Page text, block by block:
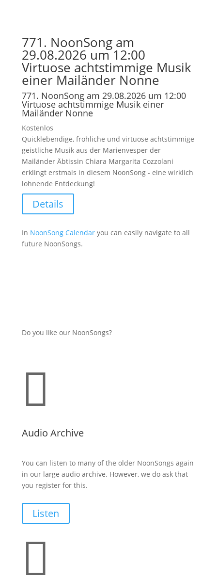
771. NoonSong am
29.08.2026 um 12:00
Virtuose achtstimmige Musik
einer Mailänder Nonne
771. NoonSong am 29.08.2026 um 12:00
Virtuose achtstimmige Musik einer
Mailänder Nonne
Kostenlos
Quicklebendige, fröhliche und virtuose achtstimmige
geistliche Musik aus der Marienvesper der
Mailänder Äbtissin Chiara Margarita Cozzolani
erklingt erstmals in diesem NoonSong - eine wirklich
lohnende Entdeckung!
Details
In NoonSong Calendaryou can easily navigate to all
future NoonSongs.
Do you like our NoonSongs?

Audio Archive
You can listen to many of the older NoonSongs again
in our large audio archive. However, we do ask that
you register for this.
Listen
